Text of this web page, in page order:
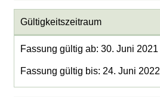
Gültigkeitszeitraum
Fassung gültig ab: 30. Juni 2021
Fassung gültig bis: 24. Juni 2022